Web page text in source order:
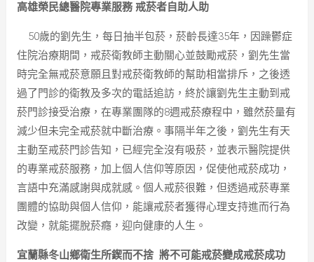
高雄榮民總醫院專業服務 戒菸者自助人助
50歲的劉先生，每日抽半包菸，菸齡長達35年，因躁鬱症
住院治療期間，戒菸衛教師主動關心並鼓勵戒菸，劉先生當
時完全無戒菸意願且對戒菸衛教師的幫助相當排斥，之後透
過了門診的衛教及多次的電話追訪，終於讓劉先生主動到戒
菸門診接受治療，在專業團隊的8週戒菸療程中，雖然菸量有
減少但未完全戒菸就中斷治療。事隔半年之後，劉先生有天
主動至戒菸門診告知，已經完全沒有吸菸，並表示醫院提供
的專業戒菸服務，加上個人信仰等原因，促使他戒菸成功，
言語中充滿感謝與成就感。個人戒菸很難，但透過戒菸專業
團體的協助與個人信仰，能讓戒菸者獲得心理支持進而行為
改變，就能擺脫菸癮，迎向健康的人生。
宜蘭縣冬山鄉衛生所鍥而不捨 將不可能戒菸變成戒菸成功